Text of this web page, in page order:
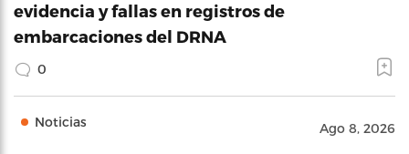
evidencia y fallas en registros de
embarcaciones del DRNA
0
Noticias Ago 8, 2026